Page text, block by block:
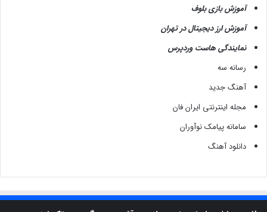
آموزش بازی بلوف
آموزش ارز دیجیتال در تهران
نمایندگی هاست وردپرس
رسانه سه
آهنگ جدید
مجله اینترنتی ایران فان
سامانه پیامک نوآوران
دانلود آهنگ